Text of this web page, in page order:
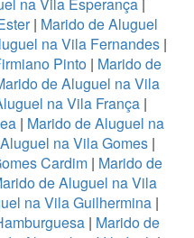
| Marido de Aluguel
na Vila Fernandes |
Pinto| Marido de
de Aluguel na Vila
na Vila França |
| Marido de Aluguel na
na Vila Gomes|
Cardim | Marido de
de Aluguel na Vila
na Vila Guilhermina|
| Marido de